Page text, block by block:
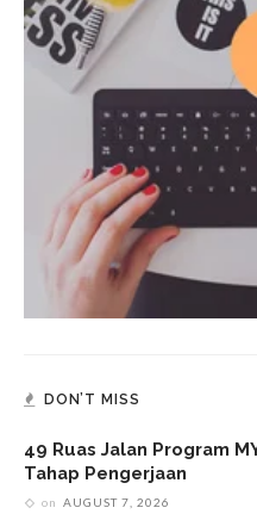
DON’T MISS
49 Ruas Jalan Program
Tahap Pengerjaan
on AUGUST 7, 2026